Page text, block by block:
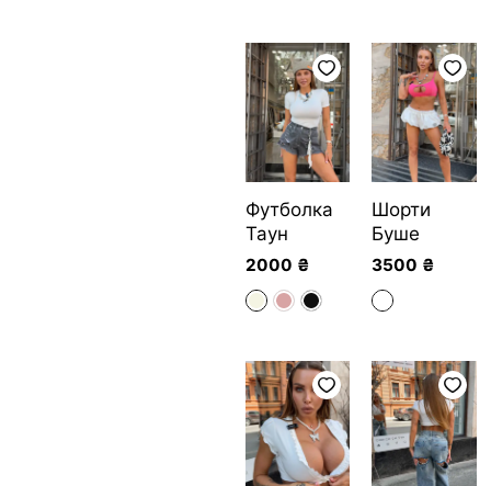
Футболка
Таун
2000 ₴
Шорти
Буше
3500 ₴